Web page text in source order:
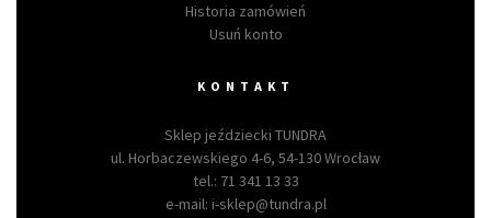
Historia zamówień
Usuń konto
KONTAKT
Sklep jeździecki TUNDRA
ul. Horbaczewskiego 4-6, 54-130 Wrocław
tel.: 71 341 13 33
e-mail: i-sklep@tundra.pl